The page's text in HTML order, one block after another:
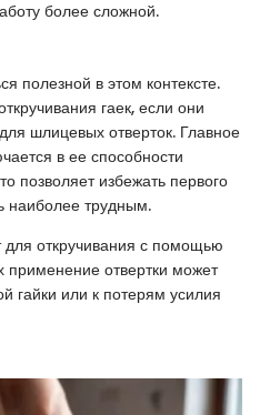
более сложной.
полезной в этом контексте.
гаек, если они
шлицевых отверток. Главное
в ее способности
позволяет избежать первого
наиболее трудным.
для откручивания с помощью
применение отвертки может
гайки или к потерям усилия